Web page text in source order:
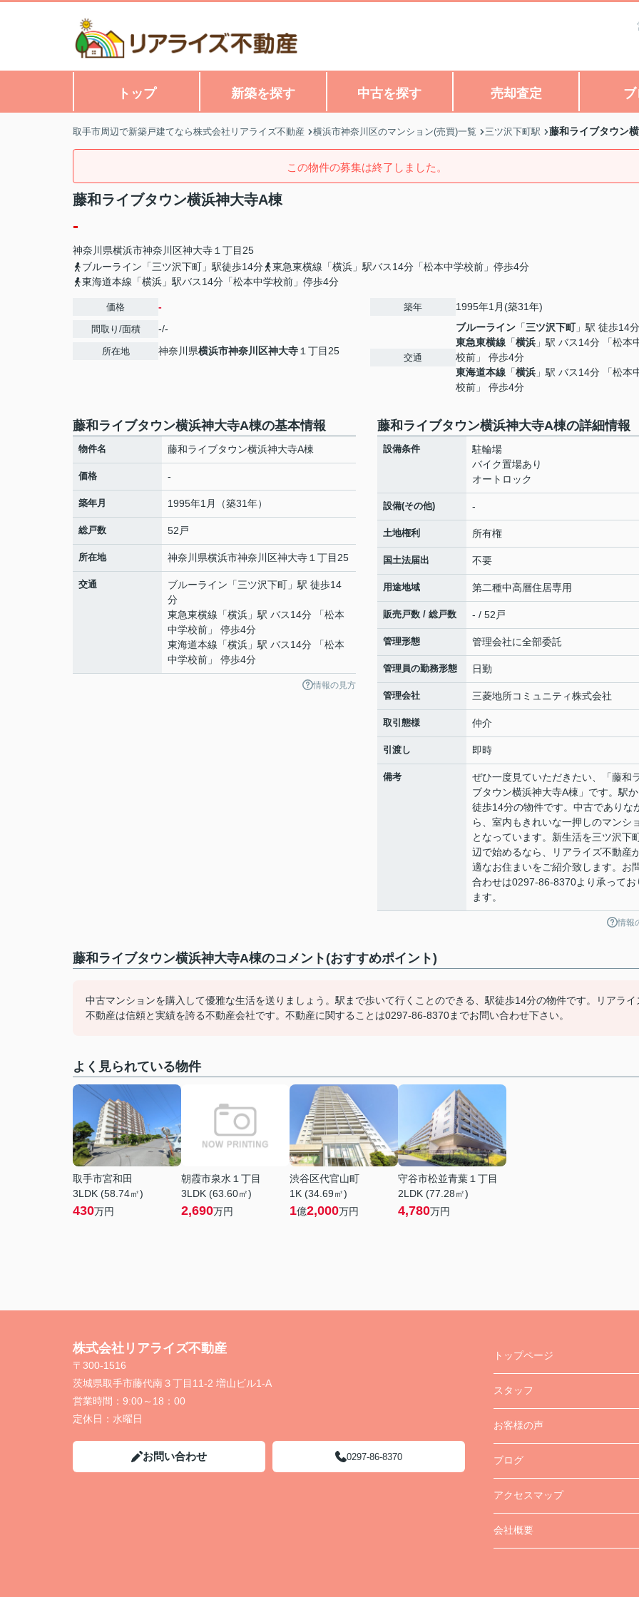
トップ 新築を探す 中古を探す 売却査定
取手市周辺で新築戸建てなら株式会社リアライズ不動産 横浜市神奈川区のマンション(売買)一覧 三ツ沢下町駅 藤和ライブタウン
この物件の募集は終了しました。
藤和ライブタウン横浜神大寺A棟
-
神奈川県横浜市神奈川区神大寺 １丁目25
ブルーライン「三ツ沢下町」駅徒歩14分
東急東横線「横浜」駅バス14分「松本中学校前」停歩4分
東海道本線「横浜」駅バス14分「松本中学校前」停歩4分
価格 -
間取り/面積 -/-
所在地 神奈川県横浜市神奈川区神大寺 １丁目25
築年 1995年1月(築31年)
交通
ブルーライン 「三ツ沢下町」駅 徒歩14分
東急東横線 「横浜 」駅 バス14分 「松本
校前」 停歩4分
東海道本線 「横浜 」駅 バス14分 「松本
校前」 停歩4分
藤和ライブタウン横浜神大寺A棟の基本情報
物件名 藤和ライブタウン横浜神大寺A棟
価格 -
築年月 1995年1月（築31年）
総戸数 52戸
所在地 神奈川県横浜市神奈川区神大寺 １丁目25
交通 ブルーライン 「三ツ沢下町 」駅 徒歩14
分
東急東横線 「横浜 」駅 バス14分 「松本
中学校前」 停歩4分
東海道本線 「横浜 」駅 バス14分 「松本
中学校前」 停歩4分
情報の見方
藤和ライブタウン横浜神大寺A棟の詳細情報
設備条件
駐輪場
バイク置場あり
オートロック
設備(その他) -
土地権利 所有権
国土法届出 不要
用途地域 第二種中高層住居専用
販売戸数 / 総戸数 - / 52戸
管理形態 管理会社に全部委託
管理員の勤務形態 日勤
管理会社 三菱地所コミュニティ株式会社
取引態様 仲介
引渡し 即時
備考
ぜひ一度見ていただきたい、「藤和
ブタウン横浜神大寺A棟」です。駅
徒歩14分の物件です。中古でありな
ら、室内もきれいな一押しのマンシ
となっています。新生活を三ツ沢下
辺で始めるなら、リアライズ不動産
適なお住まいをご紹介致します。お
合わせは0297-86-8370より承ってお
ます。
情報
藤和ライブタウン横浜神大寺A棟のコメント(おすすめポイント)
中古マンションを購入して優雅な生活を送りましょう。駅まで歩いて行くことのできる、駅徒歩14分の物件です。リアライ
不動産は信頼と実績を誇る不動産会社です。不動産に関することは0297-86-8370までお問い合わせ下さい。
よく見られている物件
取手市宮和田
3LDK (58.74㎡)
430万円
朝霞市泉水１丁目
3LDK (63.60㎡)
2,690万円
渋谷区代官山町
1K (34.69㎡)
1億2,000万円
守谷市松並青葉１丁目
2LDK (77.28㎡)
4,780万円
株式会社リアライズ不動産
〒300-1516
茨城県取手市藤代南３丁目11-2 増山ビル1-A
営業時間： 9:00～18：00
定休日： 水曜日
お問い合わせ 0297-86-8370
トップページ
スタッフ
お客様の声
ブログ
アクセスマップ
会社概要